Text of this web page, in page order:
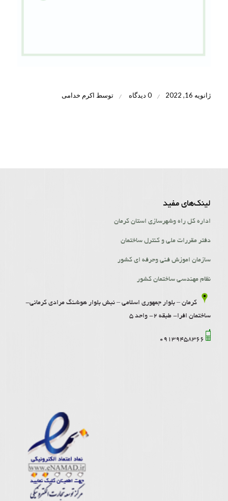
ژانویه 16, 2022 / 0 دیدگاه / توسط اکرم خدامی
لینک‌‌های مفید
اداره کل راه وشهرسازی استان کرمان
دفتر مقررات ملی و کنترل ساختمان
سازمان اموزش فنی وحرفه ای کشور
نظام مهندسی ساختمان کشور
کرمان – بلوار جمهوری اسلامی – نبش بلوار هوشنگ مرادی کرمانی-
ساختمان افرا- طبقه 2- واحد 5
09139458366